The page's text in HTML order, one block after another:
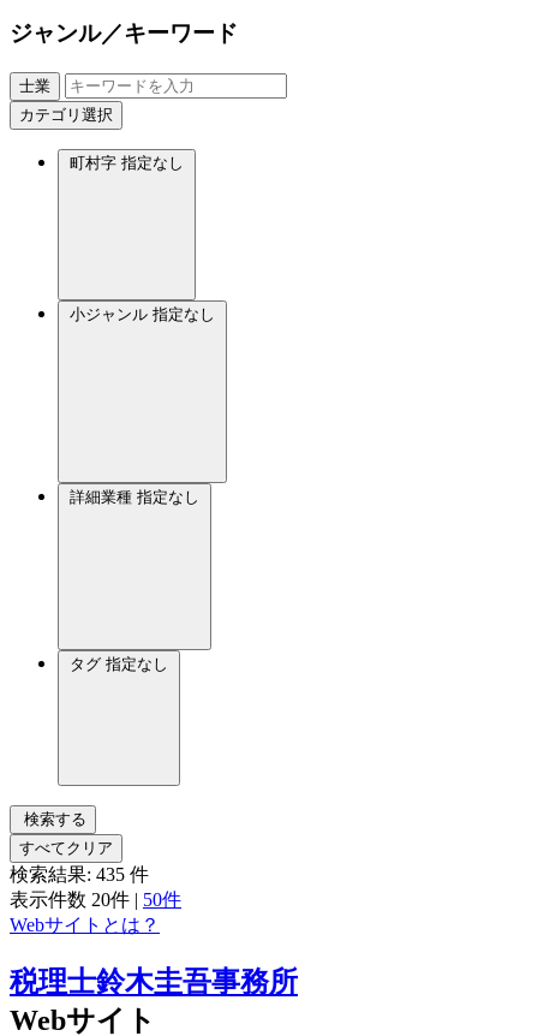
ジャンル／キーワード
士業
カテゴリ選択
町村字 指定なし
小ジャンル 指定なし
詳細業種 指定なし
タグ 指定なし
検索する
すべてクリア
検索結果: 435 件
表示件数 20件 | 50件
Webサイトとは？
税理士鈴木圭吾事務所
Webサイト